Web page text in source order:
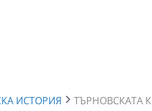
ИСТОРИЯ ТЪРНОВСКАТА